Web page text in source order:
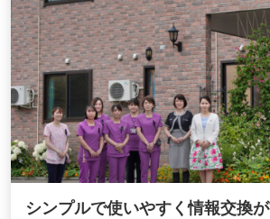
シンプルで使いやすく情報交換